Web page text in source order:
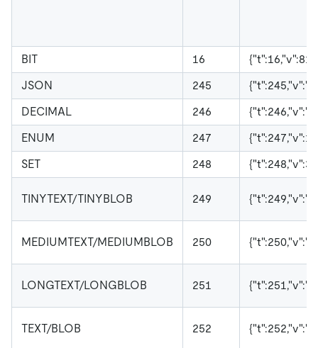
BIT 16
{"t":16,"v":81}
JSON
245 {"t":245,"v":"{
DECIMAL
246
ENUM
247
{"t":247,"v":1}
SET
248 {"t":248,"v":3}
TINYTEXT/TINYBLOB 249
MEDIUMTEXT/MEDIUMBLOB 250
LONGTEXT/LONGBLOB 251
TEXT/BLOB 252